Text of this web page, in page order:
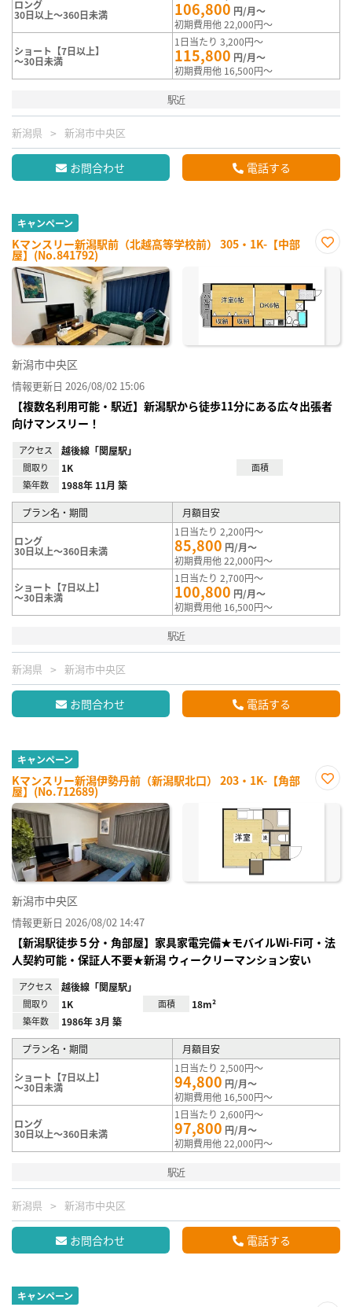
ロング
30日以上～360日未満 106,800 円/月～
初期費用他 22,000円～
ショート【7日以上】
～30日未満
1日当たり 3,200円～
115,800 円/月～
初期費用他 16,500円～
駅近
新潟県 新潟市中央区
お問合わせ 電話する
キャンペーン
Kマンスリー新潟駅前（北越高等学校前） 305・1K-【中部
屋】(No.841792)
に入
録
新潟市中央区
情報更新日 2026/08/02 15:06
【複数名利用可能・駅近】新潟駅から徒歩11分にある広々出張者
向けマンスリー！
アクセス 越後線「関屋駅」
間取り 1K
面積
築年数
1988年 11月 築
プラン名・期間 月額目安
ロング
30日以上～360日未満
1日当たり 2,200円～
85,800 円/月～
初期費用他 22,000円～
ショート【7日以上】
～30日未満
1日当たり 2,700円～
100,800 円/月～
初期費用他 16,500円～
駅近
新潟県 新潟市中央区
お問合わせ 電話する
キャンペーン
Kマンスリー新潟伊勢丹前（新潟駅北口） 203・1K-【角部
屋】(No.712689)
に入
新潟市中央区
情報更新日 2026/08/02 14:47
【新潟駅徒歩５分・角部屋】家具家電完備★モバイルWi-Fi可・法
人契約可能・保証人不要★新潟 ウィークリーマンション安い
アクセス 越後線「関屋駅」
間取り 1K 面積 18m²
築年数 1986年 3月 築
プラン名・期間 月額目安
ショート【7日以上】
～30日未満
1日当たり 2,500円～
94,800 円/月～
初期費用他 16,500円～
ロング
30日以上～360日未満
1日当たり 2,600円～
97,800 円/月～
初期費用他 22,000円～
駅近
新潟県 新潟市中央区
お問合わせ 電話する
キャンペーン